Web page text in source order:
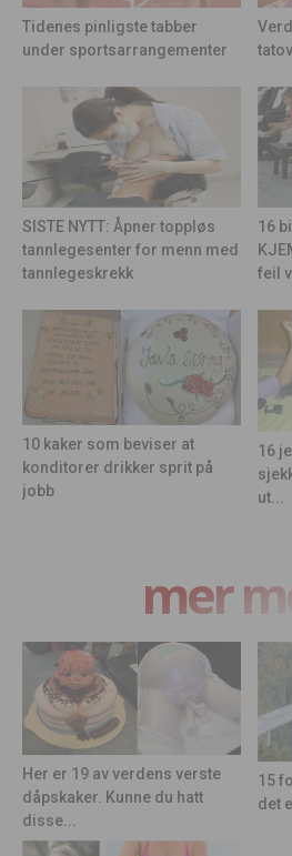
Tidenes pinligste tabber
under sportsarrangementer
SISTE NYTT: Åpner toppløs
tannlegesenter for menn med
tannlegeskrekk
16
feil
10 kaker som beviser at
konditorer drikker sprit på
jobb
16
ut...
mer
Her er 19 av verdens verste
dåpskaker. Kunne du hatt
disse...
15
det